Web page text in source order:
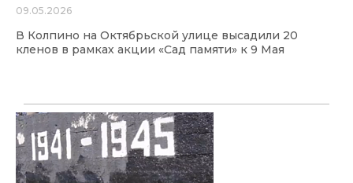
09.05.2026
В Колпино на Октябрьской улице высадили 20
кленов в рамках акции «Сад памяти» к 9 Мая